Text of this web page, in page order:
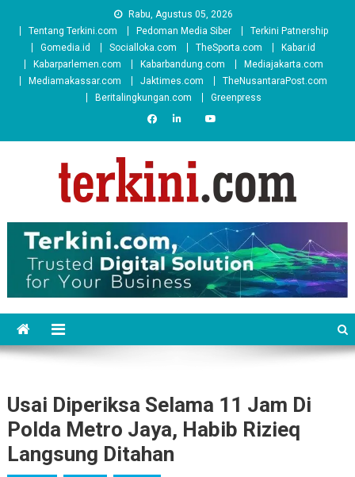
Rabu, Agustus 05, 2026
Tentang Terkini.com
Pedoman Media Siber
Terkini Patnership
Gomedia.id
Socialloka.com TheSporta.com
Kabar.id
Kabarparlemen.com
Kabarbandung.com
Mediajakarta.com
Mediamakassar.com
Jaktimes.com
TheNusantaraPost.com
Beritalingkungan.com
Greenpress
Usai Diperiksa Selama 11 Jam Di
Polda Metro Jaya, Habib Rizieq
Langsung Ditahan